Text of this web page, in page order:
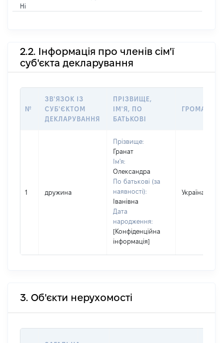
Ні
2.2. Інформація про членів сім'ї
суб'єкта декларування
№
ЗВ'ЯЗОК ІЗ
СУБ'ЄКТОМ
ДЕКЛАРУВАННЯ
ПРІЗВИЩЕ,
ІМ'Я, ПО
БАТЬКОВІ
1 дружина
Прізвище:
Гранат
Ім'я:
Олександра
По батькові (за
наявності):
Іванівна
Дата
народження:
[Конфіденційна
інформація]
Україна
3. Об'єкти нерухомості